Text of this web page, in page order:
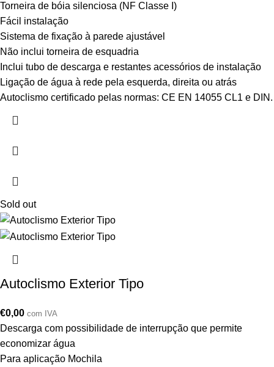
Torneira de bóia silenciosa (NF Classe I)
Fácil instalação
Sistema de fixação à parede ajustável
Não inclui torneira de esquadria
Inclui tubo de descarga e restantes acessórios de instalação
Ligação de água à rede pela esquerda, direita ou atrás
Autoclismo certificado pelas normas: CE EN 14055 CL1 e DIN.
Sold out
Autoclismo Exterior Tipo
€0,00 com IVA
Descarga com possibilidade de interrupção que permite
economizar água
Para aplicação Mochila